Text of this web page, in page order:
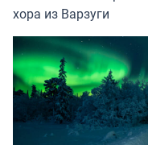
хора из Варзуги